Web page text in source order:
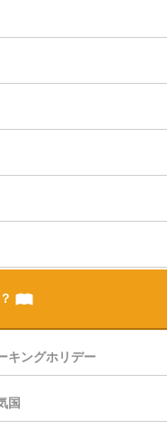
？
キングホリデー
国